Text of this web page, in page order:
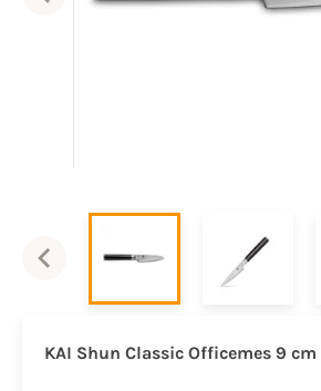
KAI Shun Classic Officemes 9 cm